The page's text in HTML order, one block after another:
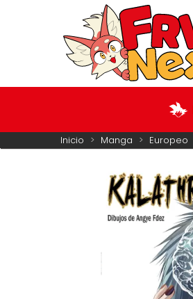
Inicio > Manga > Europeo